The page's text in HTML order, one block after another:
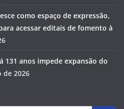
como espaço de expressão,
acessar editais de fomento à
131 anos impede expansão do
de 2026